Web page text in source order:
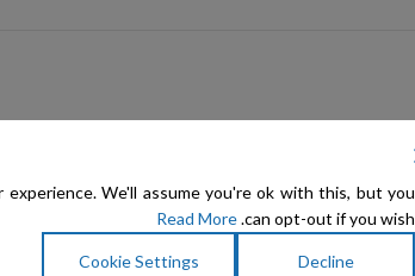
We'll assume you're ok with this, but you
can opt-out if you wish.
Read More
Decline
Cookie Settings